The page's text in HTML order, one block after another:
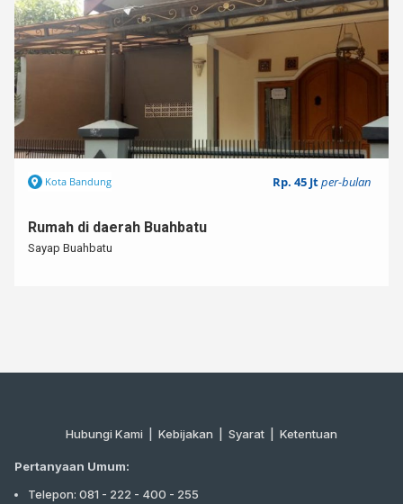
Kota Bandung Rp. 45 Jtper-bulan
Rumah di daerah Buahbatu
Sayap Buahbatu
Hubungi Kami Kebijakan | Syarat Ketentuan
Pertanyaan Umum:
Telepon: 081 - 222 - 400 - 255